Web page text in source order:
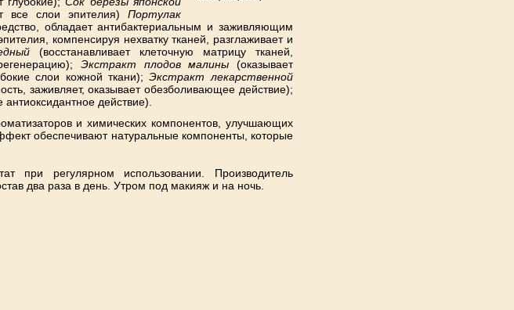
все слои эпителия) Портулак
обладает антибактериальным и заживляющим
компенсируя нехватку тканей, разглаживает и
(восстанавливает клеточную матрицу тканей,
Экстракт плодов малины (оказывает
слои кожной ткани);Экстракт лекарственной
заживляет, оказывает обезболивающее действие);
действие).
и химических компонентов, улучшающих
обеспечивают натуральные компоненты, которые
при регулярном использовании. Производитель
два раза в день. Утром под макияж и на ночь.